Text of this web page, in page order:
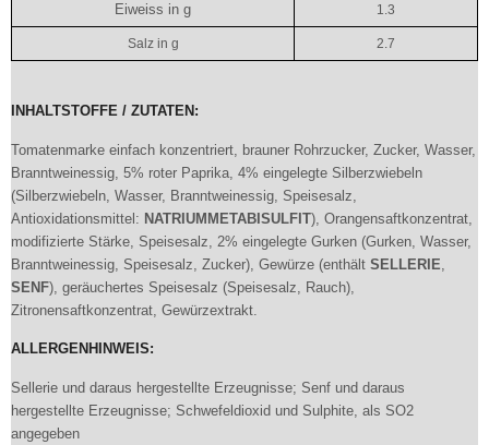
Eiweiss in g 1.3
Salz in g 2.7
INHALTSTOFFE / ZUTATEN:
Tomatenmarke einfach konzentriert, brauner Rohrzucker, Zucker, Wasser,
Branntweinessig, 5% roter Paprika, 4% eingelegte Silberzwiebeln
(Silberzwiebeln, Wasser, Branntweinessig, Speisesalz,
Antioxidationsmittel: NATRIUMMETABISULFIT), Orangensaftkonzentrat,
modifizierte Stärke, Speisesalz, 2% eingelegte Gurken (Gurken, Wasser,
Branntweinessig, Speisesalz, Zucker), Gewürze (enthält SELLERIE,
SENF), geräuchertes Speisesalz (Speisesalz, Rauch),
Zitronensaftkonzentrat, Gewürzextrakt.
ALLERGENHINWEIS:
Sellerie und daraus hergestellte Erzeugnisse; Senf und daraus
hergestellte Erzeugnisse; Schwefeldioxid und Sulphite, als SO2
angegeben